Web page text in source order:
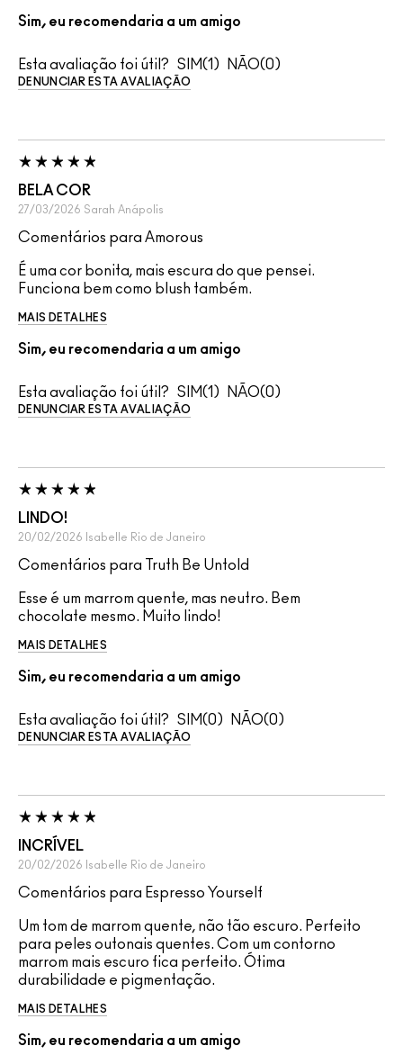
Sim, eu recomendaria a um amigo
Esta avaliação foi útil? 1 0
DENUNCIAR ESTA AVALIAÇÃO
BELA COR
27/03/2026 Sarah Anápolis
Comentários para Amorous
É uma cor bonita, mais escura do que pensei.
Funciona bem como blush também.
MAIS DETALHES
Sim, eu recomendaria a um amigo
Esta avaliação foi útil? 1 0
DENUNCIAR ESTA AVALIAÇÃO
LINDO!
20/02/2026 Isabelle Rio de Janeiro
Comentários para Truth Be Untold
Esse é um marrom quente, mas neutro. Bem
chocolate mesmo. Muito lindo!
MAIS DETALHES
Sim, eu recomendaria a um amigo
Esta avaliação foi útil? 0 0
DENUNCIAR ESTA AVALIAÇÃO
INCRÍVEL
20/02/2026 Isabelle Rio de Janeiro
Comentários para Espresso Yourself
Um tom de marrom quente, não tão escuro. Perfeito
para peles outonais quentes. Com um contorno
marrom mais escuro fica perfeito. Ótima
durabilidade e pigmentação.
MAIS DETALHES
Sim, eu recomendaria a um amigo